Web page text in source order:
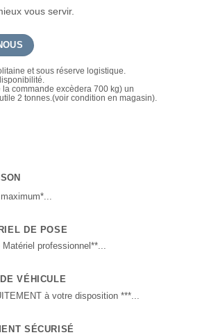
vous servir.
et sous réserve logistique.
commande excèdera 700 kg) un
2 tonnes.(voir condition en magasin).
DE POSE
Matériel professionnel**...
VÉHICULE
à votre disposition ***...
SÉCURISÉ